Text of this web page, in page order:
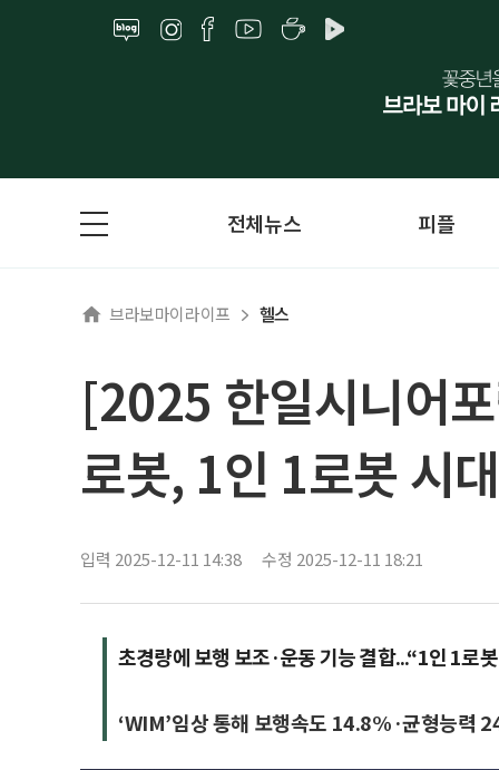
전체뉴스 피플
브라보마이라이프 헬스
[2025 한일시니어
로봇, 1인 1로봇 시
입력 2025-12-11 14:38 수정 2025-12-11 18:21
초경량에 보행 보조·운동 기능 결합...“1인 1로
‘WIM’임상 통해 보행속도 14.8%·균형능력